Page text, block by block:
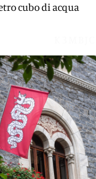
cubo di acqua